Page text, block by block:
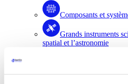
Composants et
Grands instruments
spatial et l’astronomie